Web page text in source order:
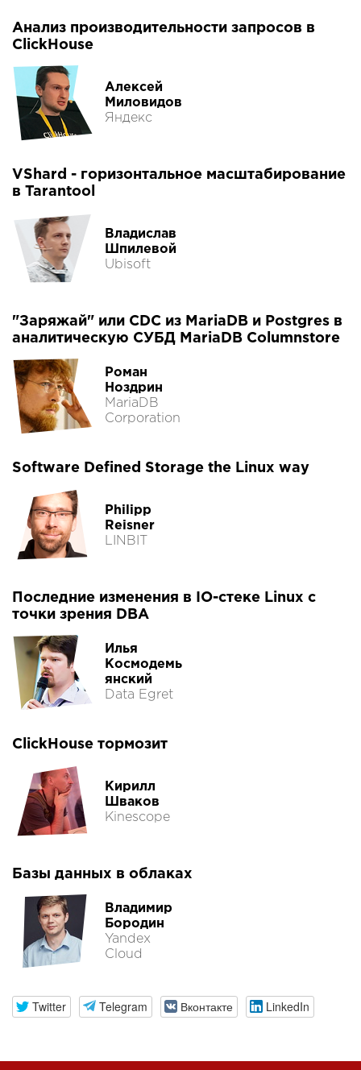
Анализ производительности запросов в
ClickHouse
Алексей
Миловидов
Яндекс
VShard - горизонтальное масштабирование
в Tarantool
Владислав
Шпилевой
Ubisoft
"Заряжай" или CDC из MariaDB и Postgres в
аналитическую СУБД MariaDB Columnstore
Роман
Ноздрин
MariaDB
Corporation
Software Defined Storage the Linux way
Philipp
Reisner
LINBIT
Последние изменения в IO-стеке Linux с
точки зрения DBA
Илья
Космодемь
янский
Data Egret
ClickHouse тормозит
Кирилл
Шваков
Kinescope
Базы данных в облаках
Владимир
Бородин
Yandex
Cloud
Twitter Telegram Вконтакте LinkedIn